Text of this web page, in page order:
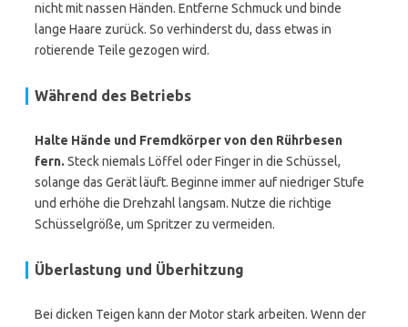
nicht mit nassen Händen. Entferne Schmuck und binde
lange Haare zurück. So verhinderst du, dass etwas in
rotierende Teile gezogen wird.
Während des Betriebs
Halte Hände und Fremdkörper von den Rührbesen
fern. Steck niemals Löffel oder Finger in die Schüssel,
solange das Gerät läuft. Beginne immer auf niedriger Stufe
und erhöhe die Drehzahl langsam. Nutze die richtige
Schüsselgröße, um Spritzer zu vermeiden.
Überlastung und Überhitzung
Bei dicken Teigen kann der Motor stark arbeiten. Wenn der